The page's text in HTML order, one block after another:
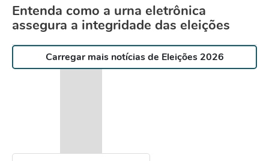
Entenda como a urna eletrônica
assegura a integridade das eleições
Carregar mais notícias de Eleições 2026